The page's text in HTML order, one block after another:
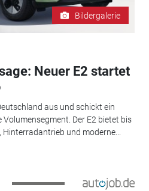
Bildergalerie
Neuer E2 startet
aus und schickt ein
Der E2 bietet bis
und moderne...